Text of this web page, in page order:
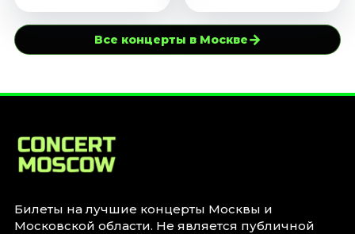
Все концерты в Москве→
Билеты на лучшие концерты Москвы и
Московской области. Не является публичной